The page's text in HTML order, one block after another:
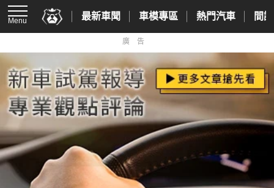
Menu 最新車聞 車模專區 熱門汽車 間
廣告